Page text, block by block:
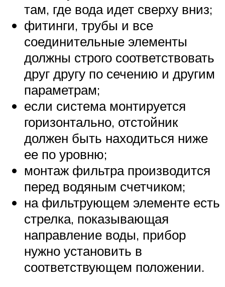
там, где вода идет сверху вниз;
фитинги, трубы и все
соединительные элементы
должны строго соответствовать
друг другу по сечению и другим
параметрам;
если система монтируется
горизонтально, отстойник
должен быть находиться ниже
ее по уровню;
монтаж фильтра производится
перед водяным счетчиком;
на фильтрующем элементе есть
стрелка, показывающая
направление воды, прибор
нужно установить в
соответствующем положении.